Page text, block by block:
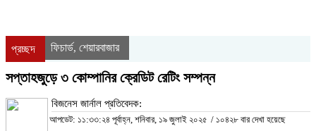
প্রচ্ছদ ফিচার্ড, শেয়ারবাজার
সপ্তাহজুড়ে ৩ কোম্পানির ক্রেডিট রেটিং সম্পন্ন
বিজনেস জার্নাল প্রতিবেদক:
আপডেট: ১১:৩৩:২৪ পূর্বাহ্ন, শনিবার, ১৯ জুলাই ২০২৫ / ১০৪২৮ বার দেখা হয়েছে